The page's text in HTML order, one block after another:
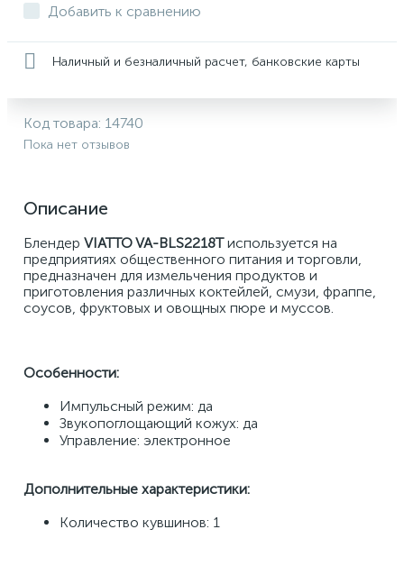
Добавить к сравнению
Наличный и безналичный расчет, банковские карты
Код товара: 14740
Пока нет отзывов
Описание
Блендер VIATTO VA-BLS2218T используется на
предприятиях общественного питания и торговли,
предназначен для измельчения продуктов и
приготовления различных коктейлей, смузи, фраппе,
соусов, фруктовых и овощных пюре и муссов.
Особенности:
Импульсный режим: да
Звукопоглощающий кожух: да
Управление: электронное
Дополнительные характеристики:
Количество кувшинов: 1